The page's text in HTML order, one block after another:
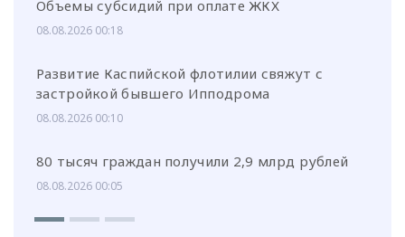
Объемы субсидий при оплате ЖКХ
08.08.2026 00:18
Развитие Каспийской флотилии свяжут с
застройкой бывшего Ипподрома
08.08.2026 00:10
80 тысяч граждан получили 2,9 млрд рублей
08.08.2026 00:05